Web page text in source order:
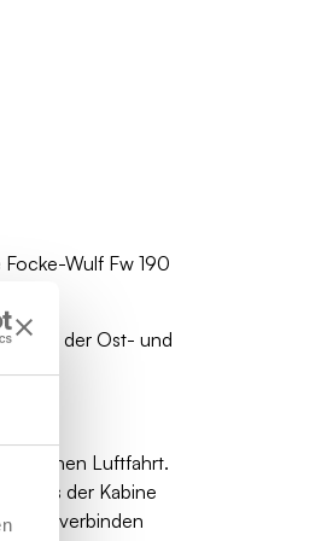
Wulf Fw 190
an der Ost- und
Luftfahrt.
der Kabine
verbinden